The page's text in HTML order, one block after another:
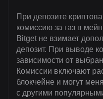
При депозите
комиссию за газ в
Bitget не взимает
депозит. При выводе
зависимости от
Комиссии включают
блокчейне и могут
с другими